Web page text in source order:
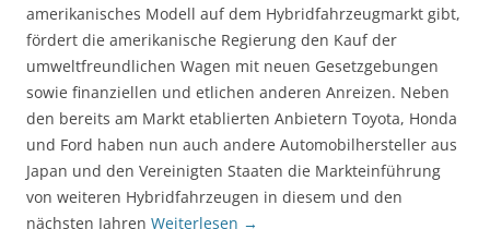
amerikanisches Modell auf dem Hybridfahrzeugmarkt gibt,
fördert die amerikanische Regierung den Kauf der
umweltfreundlichen Wagen mit neuen Gesetzgebungen
sowie finanziellen und etlichen anderen Anreizen. Neben
den bereits am Markt etablierten Anbietern Toyota, Honda
und Ford haben nun auch andere Automobilhersteller aus
Japan und den Vereinigten Staaten die Markteinführung
von weiteren Hybridfahrzeugen in diesem und den
nächsten Jahren Weiterlesen →